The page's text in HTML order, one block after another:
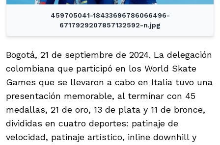
459705041-18433696786066496-
6717929207857132592-n.jpg
Bogotá, 21 de septiembre de 2024. La delegación
colombiana que participó en los World Skate
Games que se llevaron a cabo en Italia tuvo una
presentación memorable, al terminar con 45
medallas, 21 de oro, 13 de plata y 11 de bronce,
divididas en cuatro deportes: patinaje de
velocidad, patinaje artístico, inline downhill y